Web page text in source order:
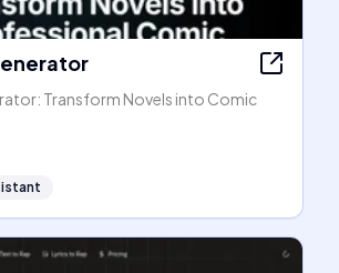
Transform Novels into Comic